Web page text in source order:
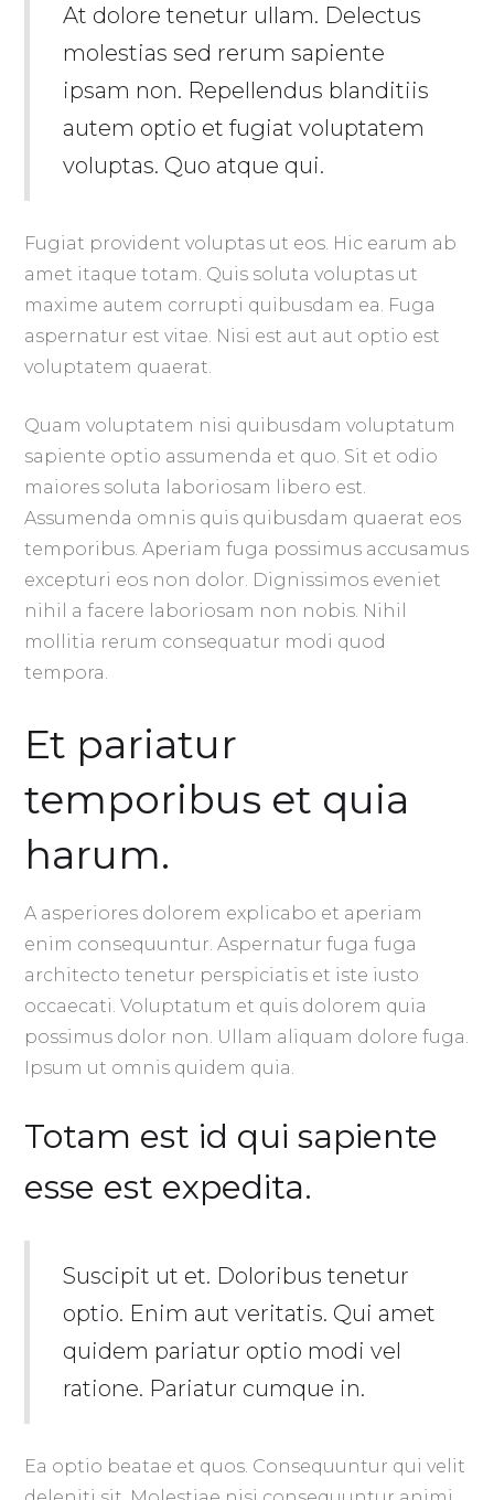
At dolore tenetur ullam. Delectus
molestias sed rerum sapiente
ipsam non. Repellendus blanditiis
autem optio et fugiat voluptatem
voluptas. Quo atque qui.
Fugiat provident voluptas ut eos. Hic earum ab
amet itaque totam. Quis soluta voluptas ut
maxime autem corrupti quibusdam ea. Fuga
aspernatur est vitae. Nisi est aut aut optio est
voluptatem quaerat.
Quam voluptatem nisi quibusdam voluptatum
sapiente optio assumenda et quo. Sit et odio
maiores soluta laboriosam libero est.
Assumenda omnis quis quibusdam quaerat eos
temporibus. Aperiam fuga possimus accusamus
excepturi eos non dolor. Dignissimos eveniet
nihil a facere laboriosam non nobis. Nihil
mollitia rerum consequatur modi quod
tempora.
Et pariatur
temporibus et quia
harum.
A asperiores dolorem explicabo et aperiam
enim consequuntur. Aspernatur fuga fuga
architecto tenetur perspiciatis et iste iusto
occaecati. Voluptatum et quis dolorem quia
possimus dolor non. Ullam aliquam dolore fuga.
Ipsum ut omnis quidem quia.
Totam est id qui sapiente
esse est expedita.
Suscipit ut et. Doloribus tenetur
optio. Enim aut veritatis. Qui amet
quidem pariatur optio modi vel
ratione. Pariatur cumque in.
Ea optio beatae et quos. Consequuntur qui velit